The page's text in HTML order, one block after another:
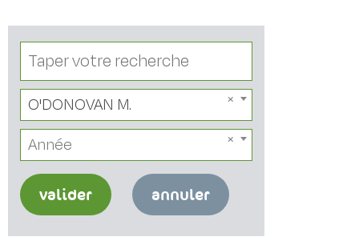
O'DONOVAN M.
Année
valider annuler